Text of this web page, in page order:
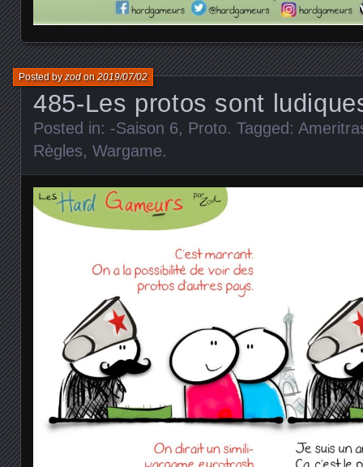
485-Les protos sont
Posted byzodon2019/07/02
Posted in: -Saison 6, Proto. Tagged:
Règles, Wargame.